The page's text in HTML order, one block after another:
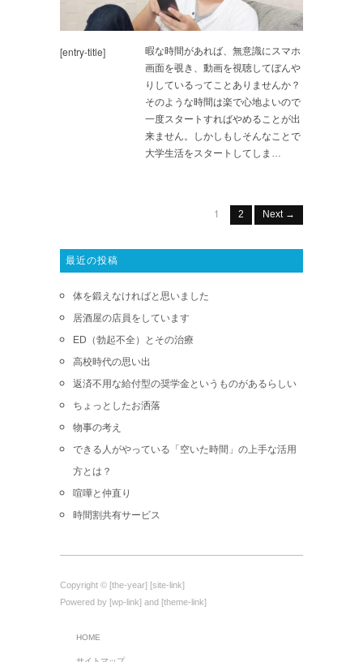
[entry-title]
暇な時間があれば、無意識にスマホ
画面を覗き、動画を視聴してぼんや
りしているってことありませんか？
そのような時間は楽で心地よいので
一度スタートすればやめることが出
来ません。しかしもしそんなことで
大学生活をスタートしてしま…
1 2 Next →
最近の投稿
体を鍛えなければと思いました
居酒屋の店員をしています
ED（勃起不全）とその治療
高校時代の思い出
返済不用な給付型の奨学金というものがあるらしい
ちょっとしたお洒落
物事の考え
できる人がやっている「空いた時間」の上手な活用
方とは？
喧嘩と仲直り
時間割共有サービス
Copyright © [the-year] [site-link]
Powered by [wp-link] and [theme-link]
HOME